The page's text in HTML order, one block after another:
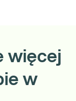
więcej
w